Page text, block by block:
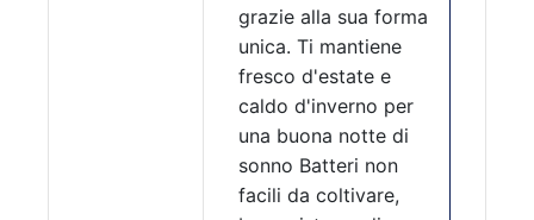
grazie alla sua forma
unica. Ti mantiene
fresco d'estate e
caldo d'inverno per
una buona notte di
sonno Batteri non
facili da coltivare,